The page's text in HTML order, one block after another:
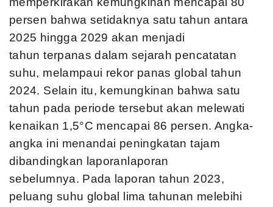
persen bahwa setidaknya satu tahun antara
2025 hingga 2029 akan menjadi
tahun terpanas dalam sejarah pencatatan
suhu, melampaui rekor panas global tahun
2024. Selain itu, kemungkinan bahwa satu
tahun pada periode tersebut akan melewati
kenaikan 1,5°C mencapai 86 persen. Angka-
angka ini menandai peningkatan tajam
dibandingkan laporanlaporan
sebelumnya. Pada laporan tahun 2023,
peluang suhu global lima tahunan melebihi